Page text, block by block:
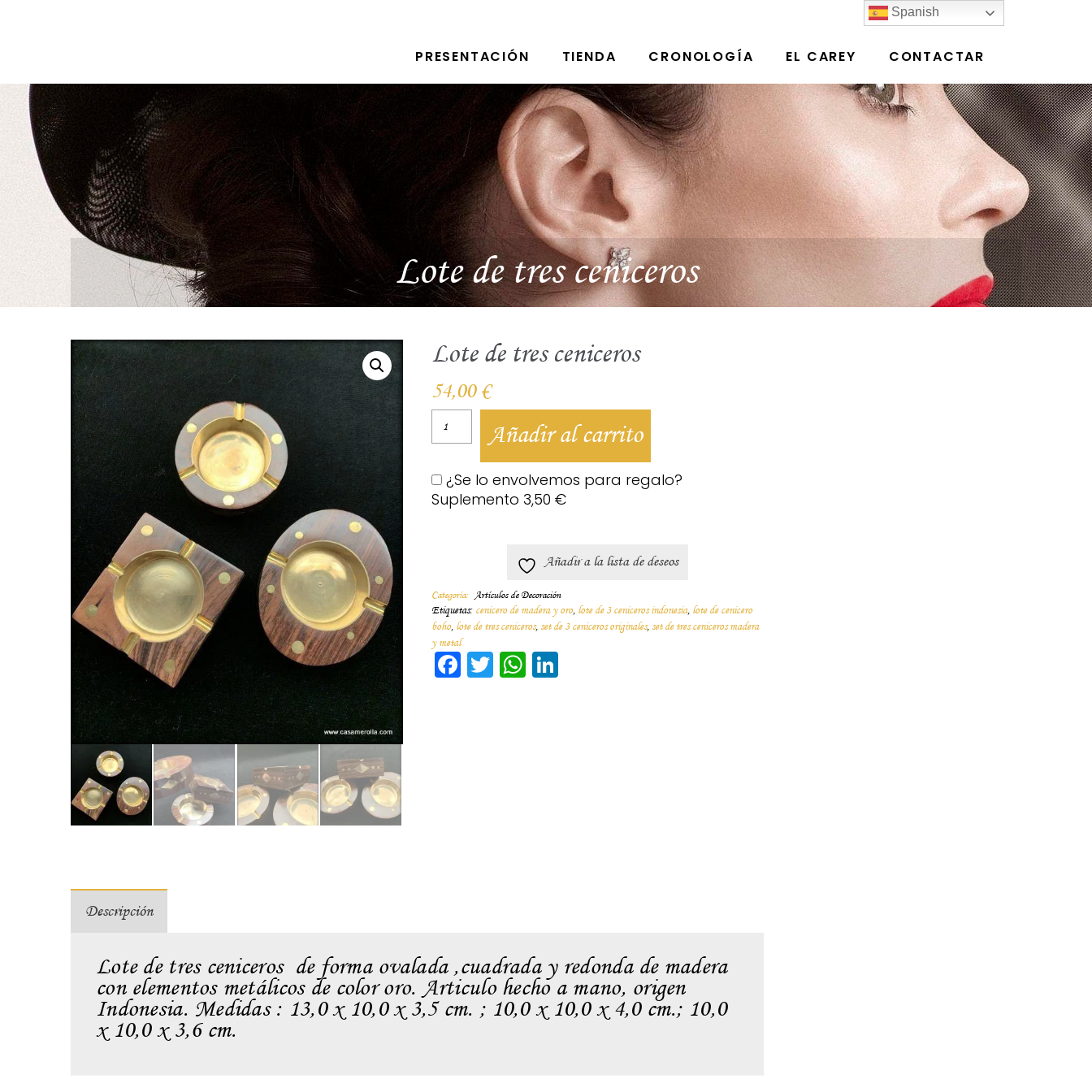
PRESENTACIÓN TIENDA CRONOLOGÍA EL CAREY CONTACTAR
Lote de tres ceniceros
Lote de tres ceniceros
54,00 €
Añadir al carrito
¿Se lo envolvemos para regalo?
Suplemento 3,50 €
Añadir a la lista de deseos
Categoría: Artículos de Decoración
Etiquetas: cenicero de madera y oro, lote de 3 ceniceros indonesia, lote de cenicero
boho, lote de tres ceniceros, set de 3 ceniceros originales, set de tres ceniceros madera
y metal
Facebook
TwitterWhatsApp
Descripción
Lote de tres ceniceros de forma ovalada ,cuadrada y redonda de madera
con elementos metálicos de color oro. Articulo hecho a mano, origen
Indonesia. Medidas : 13,0 x 10,0 x 3,5 cm. ; 10,0 x 10,0 x 4,0 cm.; 10,0
x 10,0 x 3,6 cm.
Spanish